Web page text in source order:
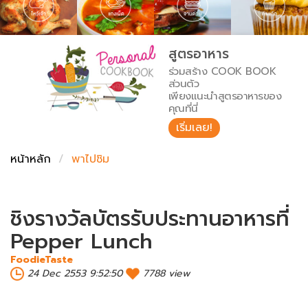
เคล็ดลับน่ารู้
เปรียบเทียบหน่วยการตวง
เปรียบเทียบอุณหภูมิ
เปรียบเทียบน้ำหนักวัตถุดิบ
FoodPedia
สร้าง Cookbook
สูตรอาหาร
ร่วมสร้าง COOK BOOK
ส่วนตัว
เพียงแนะนำสูตรอาหารของ
คุณที่นี่
เริ่มเลย!
หน้าหลัก
พาไปชิม
ชิงรางวัลบัตรรับประทานอาหารที่
Pepper Lunch
FoodieTaste
24 Dec 2553 9:52:50
7788 view